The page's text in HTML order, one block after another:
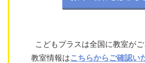
こどもプラスは全国に教室がご
教室情報はこちらからご確認い